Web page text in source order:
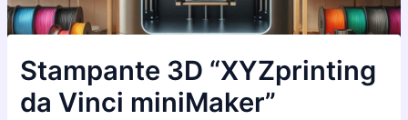
Stampante 3D “XYZprinting
da Vinci miniMaker”